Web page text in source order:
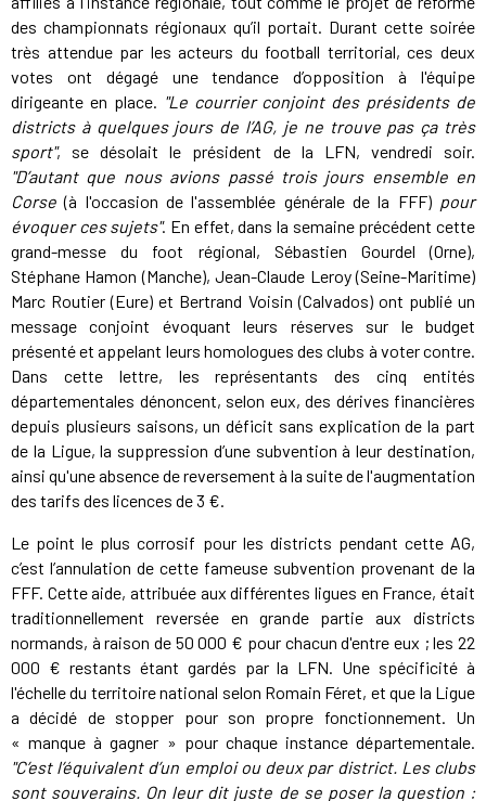
des championnats régionaux qu’il portait. Durant cette soirée
très attendue par les acteurs du football territorial, ces deux
votes ont dégagé une tendance d’opposition à l'équipe
dirigeante en place. "Le courrier conjoint des présidents de
districts à quelques jours de l’AG, je ne trouve pas ça très
sport", se désolait le président de la LFN, vendredi soir.
"D’autant que nous avions passé trois jours ensemble en
Corse(à l'occasion de l'assemblée générale de la FFF)pour
évoquer ces sujets". En effet, dans la semaine précédent cette
grand-messe du foot régional, Sébastien Gourdel (Orne),
Stéphane Hamon (Manche), Jean-Claude Leroy (Seine-Maritime)
Marc Routier (Eure) et Bertrand Voisin (Calvados) ont publié un
message conjoint évoquant leurs réserves sur le budget
présenté et appelant leurs homologues des clubs à voter contre.
Dans cette lettre, les représentants des cinq entités
départementales dénoncent, selon eux, des dérives financières
depuis plusieurs saisons, un déficit sans explication de la part
de la Ligue, la suppression d’une subvention à leur destination,
ainsi qu'une absence de reversement à la suite de l'augmentation
des tarifs des licences de 3 €.
Le point le plus corrosif pour les districts pendant cette AG,
c’est l’annulation de cette fameuse subvention provenant de la
FFF. Cette aide, attribuée aux différentes ligues en France, était
traditionnellement reversée en grande partie aux districts
normands, à raison de 50 000 € pour chacun d'entre eux ; les 22
000 € restants étant gardés par la LFN. Une spécificité à
l'échelle du territoire national selon Romain Féret, et que la Ligue
a décidé de stopper pour son propre fonctionnement. Un
« manque à gagner » pour chaque instance départementale.
"C’est l’équivalent d’un emploi ou deux par district. Les clubs
sont souverains. On leur dit juste de se poser la question :